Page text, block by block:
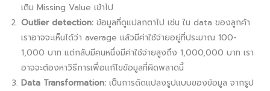
เติม Missing Value เข้าไป
​​Outlier detection: ข้อมูลที่ดูแปลกตาไป เช่น ใน data ของลูกค้า
เราอาจจะเห็นได้ว่า average แล้วมีค่าใช้จ่ายอยู่ที่ประมาณ 100-
1,000 บาท แต่กลับมีคนหนึ่งมีค่าใช้จ่ายสูงถึง 1,000,000 บาท เรา
อาจจะต้องหาวิธีการเพื่อแก้ไขข้อมูลที่ผิดพลาดนี้
Data Transformation: เป็นการดัดแปลงรูปแบบของข้อมูล จากรูป